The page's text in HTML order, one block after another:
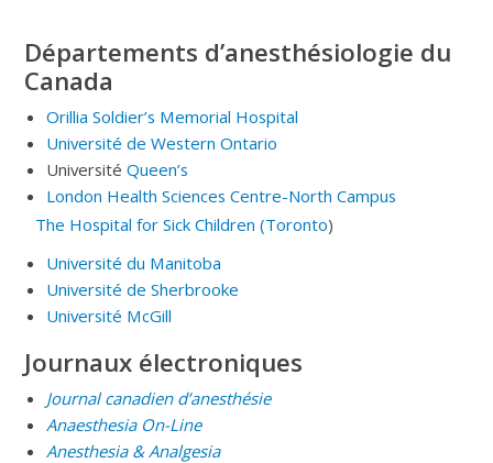
Départements d’anesthésiologie du
Canada
Orillia Soldier’s Memorial Hospital
Université de Western Ontario
UniversitéQueen’s
London Health Sciences Centre-North Campus
The Hospital for Sick Children (Toronto)
Université du Manitoba
Université de Sherbrooke
Université McGill
Journaux électroniques
Journal canadien d’anesthésie
Anaesthesia On-Line
Anesthesia & Analgesia